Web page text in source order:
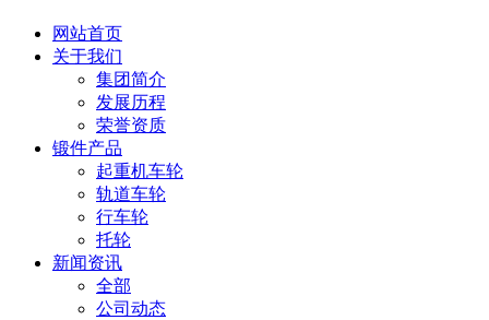
网站首页
关于我们
集团简介
发展历程
荣誉资质
锻件产品
起重机车轮
轨道车轮
行车轮
托轮
新闻资讯
全部
公司动态